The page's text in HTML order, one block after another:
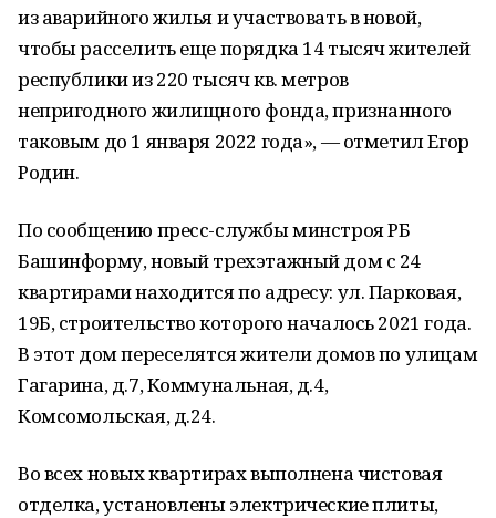
из аварийного жилья и участвовать в новой,
чтобы расселить еще порядка 14 тысяч жителей
республики из 220 тысяч кв. метров
непригодного жилищного фонда, признанного
таковым до 1 января 2022 года», — отметил Егор
Родин.
По сообщению пресс-службы минстроя РБ
Башинформу, новый трехэтажный дом с 24
квартирами находится по адресу: ул. Парковая,
19Б, строительство которого началось 2021 года.
В этот дом переселятся жители домов по улицам
Гагарина, д.7, Коммунальная, д.4,
Комсомольская, д.24.
Во всех новых квартирах выполнена чистовая
отделка, установлены электрические плиты,